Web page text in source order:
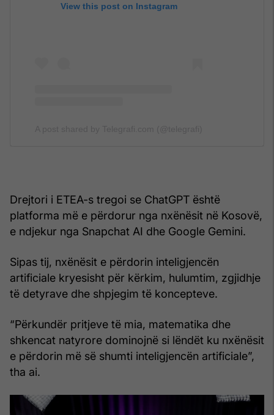
View this post on Instagram
Drejtori i ETEA-s tregoi se ChatGPT është
platforma më e përdorur nga nxënësit në Kosovë,
e ndjekur nga Snapchat AI dhe Google Gemini.
Sipas tij, nxënësit e përdorin inteligjencën
artificiale kryesisht për kërkim, hulumtim, zgjidhje
të detyrave dhe shpjegim të koncepteve.
“Përkundër pritjeve të mia, matematika dhe
shkencat natyrore dominojnë si lëndët ku nxënësit
e përdorin më së shumti inteligjencën artificiale”,
tha ai.